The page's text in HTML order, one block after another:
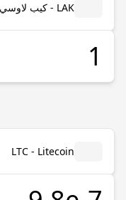
LAK - كيب لاوسي
LTC - Litecoin